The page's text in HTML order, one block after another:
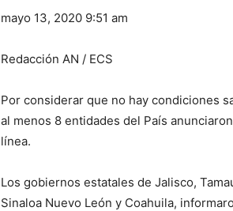
mayo 13, 2020 9:51 am
Redacción AN / ECS
Por considerar que no hay condiciones
al menos 8 entidades del País
línea.
Los gobiernos estatales de Jalisco,
Sinaloa Nuevo León y Coahuila,